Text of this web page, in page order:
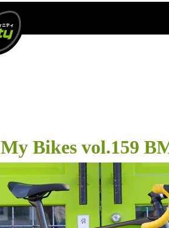
My Bikes vol.159